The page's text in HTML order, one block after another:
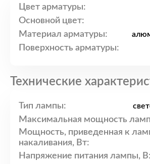
Цвет арматуры:
Основной цвет:
Материал арматуры:
Поверхность арматуры:
Технические
Тип лампы:
Максимальная мощность
Мощность, приведенная к
накаливания, Вт:
Напряжение питания лампы, В: